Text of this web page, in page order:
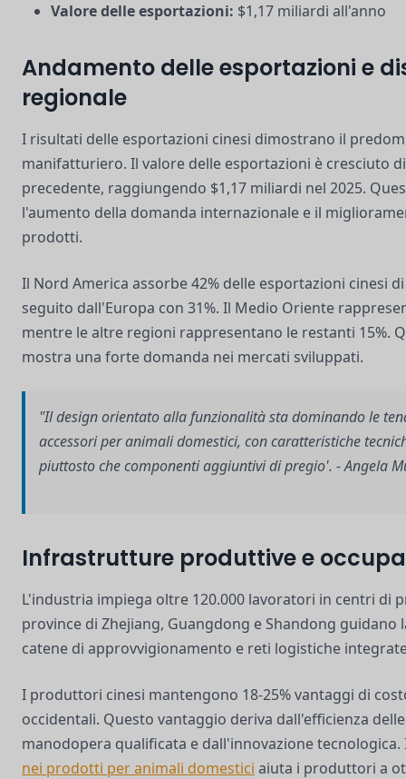
Valore delle esportazioni: $1,17 miliardi all'anno
Andamento delle esportazioni e
regionale
I risultati delle esportazioni cinesi dimostrano il
manifatturiero. Il valore delle esportazioni è cresciuto
precedente, raggiungendo $1,17 miliardi nel 2025.
l'aumento della domanda internazionale e il
prodotti.
Il Nord America assorbe 42% delle esportazioni cinesi
seguito dall'Europa con 31%. Il Medio Oriente
mentre le altre regioni rappresentano le restanti 15%.
mostra una forte domanda nei mercati sviluppati.
"Il design orientato alla funzionalità sta dominando le
accessori per animali domestici, con caratteristiche
piuttosto che componenti aggiuntivi di pregio'. - Angela
Infrastrutture produttive e
L'industria impiega oltre 120.000 lavoratori in centri di
province di Zhejiang, Guangdong e Shandong
catene di approvvigionamento e reti logistiche
I produttori cinesi mantengono 18-25% vantaggi di
occidentali. Questo vantaggio deriva dall'efficienza
manodopera qualificata e dall'innovazione
nei prodotti per animali domestici aiuta i produttori a